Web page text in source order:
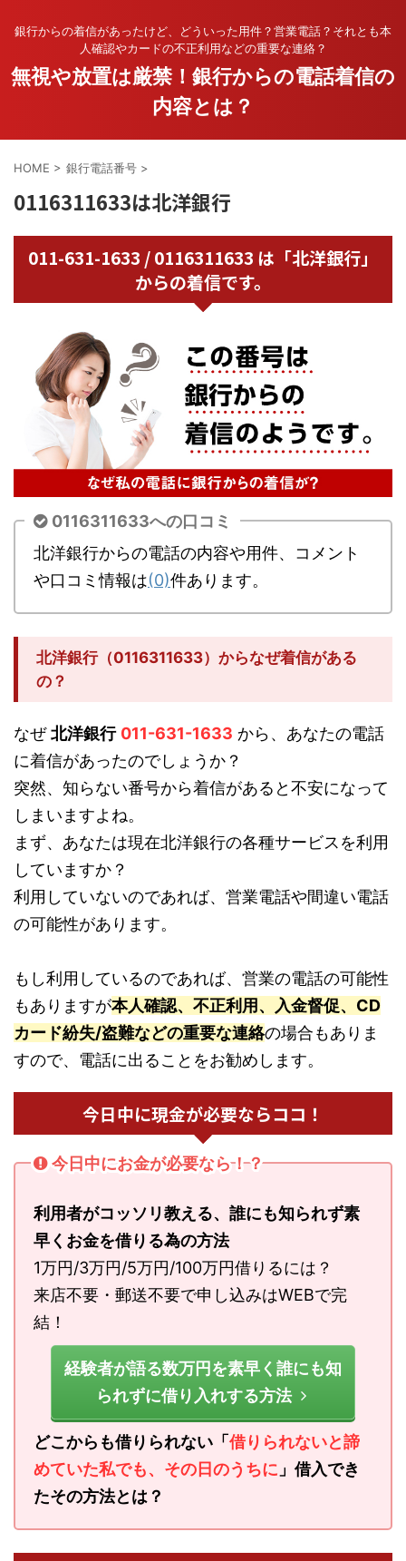
銀行からの着信があったけど、どういった用件？営業電話？それとも本
人確認やカードの不正利用などの重要な連絡？
無視や放置は厳禁！銀行からの電話着信の
内容とは？
HOME > 銀行電話番号 >
0116311633は北洋銀行
011-631-1633 / 0116311633 は「北洋銀行」
からの着信です。
0116311633への口コミ
北洋銀行からの電話の内容や用件、コメント
や口コミ情報は(0)件あります。
北洋銀行（0116311633）からなぜ着信がある
の？
なぜ北洋銀行 011-631-1633 から、あなたの電話
に着信があったのでしょうか？
突然、知らない番号から着信があると不安になって
しまいますよね。
まず、あなたは現在北洋銀行の各種サービスを利用
していますか？
利用していないのであれば、営業電話や間違い電話
の可能性があります。
もし利用しているのであれば、営業の電話の可能性
もありますが本人確認、不正利用、入金督促、CD
カード紛失/盗難などの重要な連絡の場合もありま
すので、電話に出ることをお勧めします。
今日中に現金が必要ならココ！
今日中にお金が必要なら！？
利用者がコッソリ教える、誰にも知られず素
早くお金を借りる為の方法
1万円/3万円/5万円/100万円借りるには？
来店不要・郵送不要で申し込みはWEBで完
結！
経験者が語る数万円を素早く誰にも知
られずに借り入れする方法
どこからも借りられない「 借りられないと諦
めていた私でも、その日のうちに 」借入でき
たその方法とは？